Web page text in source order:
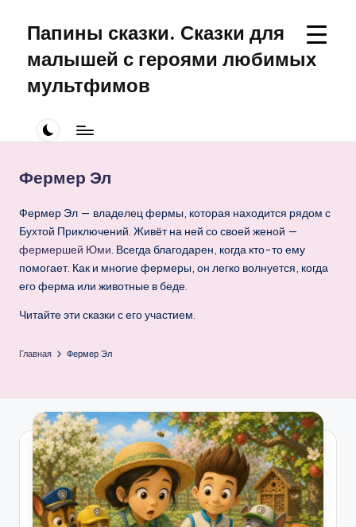
Перейти
содержимому
Папины сказки. Сказки для
малышей с героями любимых
мультфимов
для
малышей
Щенячий
Фермер Эл
Фермер Эл — владелец фермы, которая находится рядом с
Бухтой Приключений. Живёт на ней со своей женой —
фермершей Юми. Всегда благодарен, когда кто-то ему
помогает. Как и многие фермеры, он легко волнуется, когда
его ферма или животные в беде.
Читайте эти сказки с его участием.
Главная Фермер Эл